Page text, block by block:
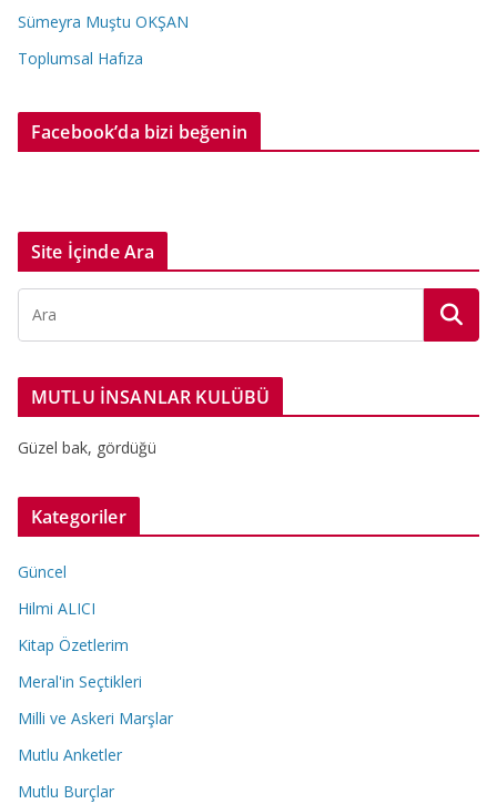
Sümeyra Muştu OKŞAN
Toplumsal Hafıza
Facebook’da bizi beğenin
Site İçinde Ara
MUTLU İNSANLAR KULÜBÜ
Güzel bak, gördüğü
Kategoriler
Güncel
Hilmi ALICI
Kitap Özetlerim
Meral'in Seçtikleri
Milli ve Askeri Marşlar
Mutlu Anketler
Mutlu Burçlar